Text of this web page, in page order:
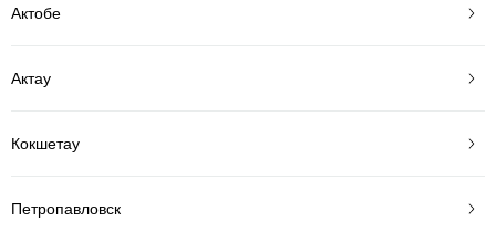
Актобе
Актау
Кокшетау
Петропавловск